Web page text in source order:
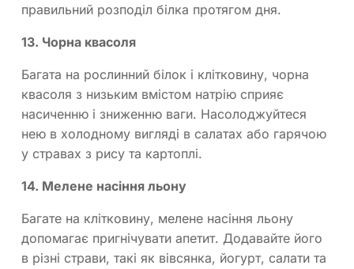
правильний розподіл білка протягом дня.
13. Чорна квасоля
Багата на рослинний білок і клітковину, чорна
квасоля з низьким вмістом натрію сприяє
насиченню і зниженню ваги. Насолоджуйтеся
нею в холодному вигляді в салатах або гарячою
у стравах з рису та картоплі.
14. Мелене насіння льону
Багате на клітковину, мелене насіння льону
допомагає пригнічувати апетит. Додавайте його
в різні страви, такі як вівсянка, йогурт, салати та